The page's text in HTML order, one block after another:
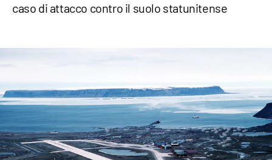
caso di attacco contro il suolo statunitense